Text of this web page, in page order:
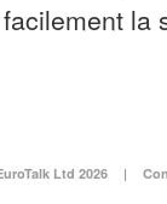
la
Ltd 2026 |